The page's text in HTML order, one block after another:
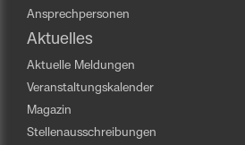
Ansprechpersonen
Aktuelles
Aktuelle Meldungen
Veranstaltungskalender
Magazin
Stellenausschreibungen